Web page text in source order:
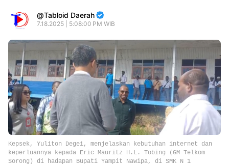
Tabloid Daerah
7.18.2025 | 5:08:00 PM WIB
Kepsek, Yuliton Degei, menjelaskan kebutuhan internet dan
keperluannya kepada Eric Mauritz H.L. Tobing (GM Telkom
Sorong) di hadapan Bupati Yampit Nawipa, di SMK N 1